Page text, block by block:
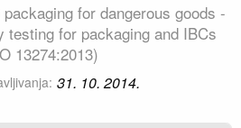
for dangerous goods -
testing for packaging and IBCs
13274:2013)
31. 10. 2014.